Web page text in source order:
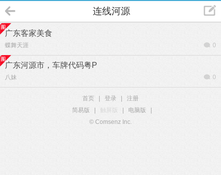
连线河源
广东客家美食
蝶舞天涯 0
广东河源市，车牌代码粤P
八妹 0
首页 登录
注册
简易版
触屏版 电脑版
© Comsenz Inc.